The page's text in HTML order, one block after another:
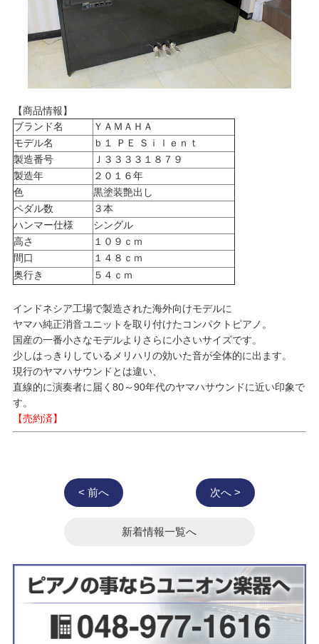
【商品情報】
ブランド名
ＹＡＭＡＨＡ
モデル名
ｂ１ ＰＥ Ｓｉｌｅｎｔ
製造番号
Ｊ３３３３１８７９
製造年
２０１６年
色
黒塗装艶出し
ペダル数
３本
ハンマー仕様
シングル
高さ
１０９ｃｍ
間口
１４８ｃｍ
奥行き
５４ｃｍ
インドネシア工場で製造された海外向けモデルに
ヤマハ純正消音ユニットを取り付けたコンパクトピアノ。
国産の一番小さなモデルよりさらに小さいサイズです。
少しはっきりしているメリハリの効いた音が全体的に出ます。
現行のヤマハサウンドとは違い、
直線的に演奏者に届く80～90年代のヤマハサウンドに近い印象で
す。
【売約済】
< 前へ 次へ >
新着情報一覧へ